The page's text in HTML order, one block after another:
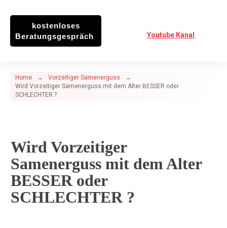
kostenloses
Beratungsgespräch
Youtube Kanal
Home → Vorzeitiger Samenerguss
→
Wird Vorzeitiger Samenerguss mit dem Alter BESSER oder
SCHLECHTER ?
Wird Vorzeitiger
Samenerguss mit dem Alter
BESSER oder
SCHLECHTER ?